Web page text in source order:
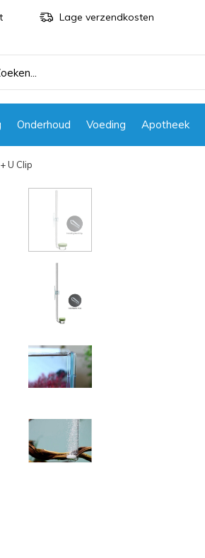
Onderhoud Voeding Apotheek
Lage verzendkosten
U Clip